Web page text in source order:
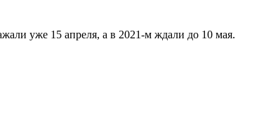
уже 15 апреля, а в 2021-м ждали до 10 мая.